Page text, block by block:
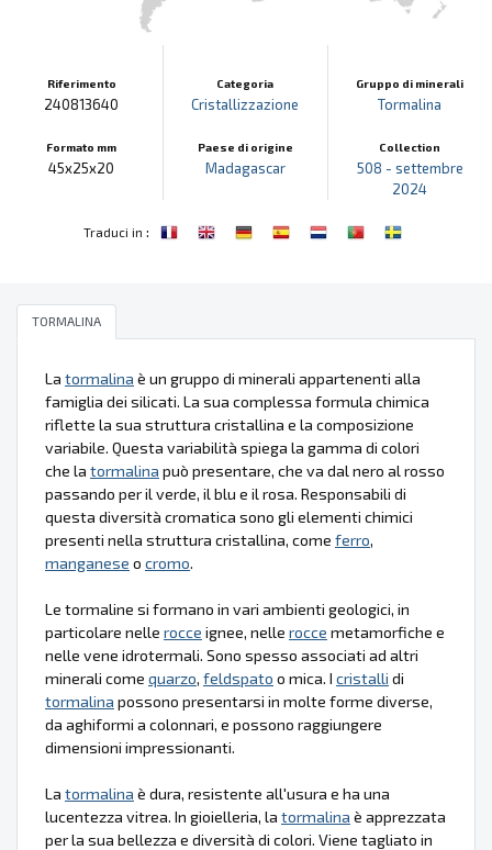
Riferimento
240813640
Formato mm
45x25x20
Categoria
Cristallizzazione
Paese di origine
Madagascar
Gruppo di minerali
Tormalina
Collection
508 - settembre
2024
Traduci in :
TORMALINA
La tormalina è un gruppo di minerali appartenenti alla
famiglia dei silicati. La sua complessa formula chimica
riflette la sua struttura cristallina e la composizione
variabile. Questa variabilità spiega la gamma di colori
che la tormalina può presentare, che va dal nero al rosso
passando per il verde, il blu e il rosa. Responsabili di
questa diversità cromatica sono gli elementi chimici
presenti nella struttura cristallina, come ferro,
manganese o cromo.
Le tormaline si formano in vari ambienti geologici, in
particolare nelle rocce ignee, nelle rocce metamorfiche e
nelle vene idrotermali. Sono spesso associati ad altri
minerali come quarzo, feldspato o mica. I cristalli di
tormalina possono presentarsi in molte forme diverse,
da aghiformi a colonnari, e possono raggiungere
dimensioni impressionanti.
La tormalina è dura, resistente all'usura e ha una
lucentezza vitrea. In gioielleria, la tormalina è apprezzata
per la sua bellezza e diversità di colori. Viene tagliato in